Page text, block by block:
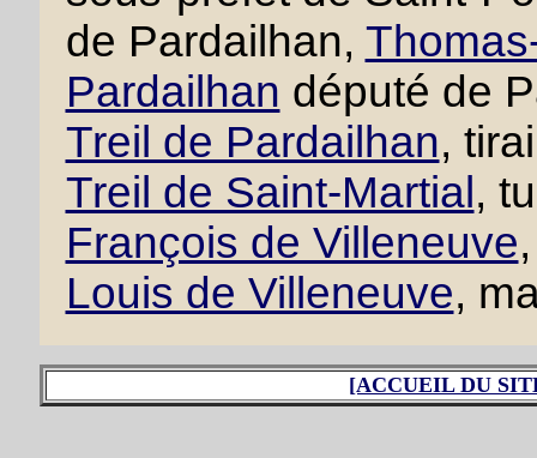
de Pardailhan,
Pardailhan député de
Treil de Pardailhan,
Treil de Saint-Martial ,
François de Villeneuve
Louis de Villeneuve,
[ACCUEIL DU